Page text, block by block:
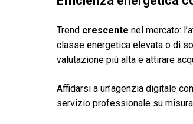
Trend crescente nel mercato:
classe energetica elevata o di
valutazione più alta e attirare
Affidarsi a un’agenzia digitale
servizio professionale su